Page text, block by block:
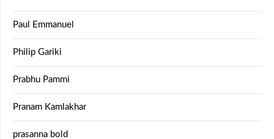
Paul Emmanuel
Philip Gariki
Prabhu Pammi
Pranam Kamlakhar
prasanna bold